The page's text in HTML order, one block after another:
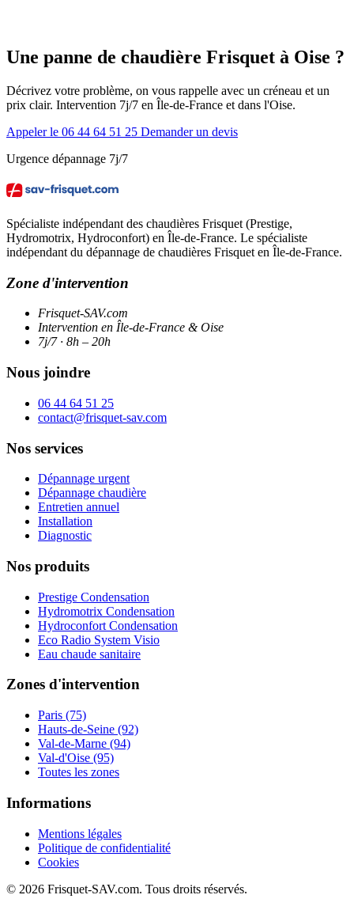
Une panne de chaudière Frisquet à Oise ?
Décrivez votre problème, on vous rappelle avec un créneau et un
prix clair. Intervention 7j/7 en Île-de-France et dans l'Oise.
Appeler le 06 44 64 51 25 Demander un devis
Urgence dépannage 7j/7
Spécialiste indépendant des chaudières Frisquet (Prestige,
Hydromotrix, Hydroconfort) en Île-de-France. Le spécialiste
indépendant du dépannage de chaudières Frisquet en Île-de-France.
Zone d'intervention
Frisquet-SAV.com
Intervention en Île-de-France & Oise
7j/7 · 8h – 20h
Nous joindre
06 44 64 51 25
contact@frisquet-sav.com
Nos services
Dépannage urgent
Dépannage chaudière
Entretien annuel
Installation
Diagnostic
Nos produits
Prestige Condensation
Hydromotrix Condensation
Hydroconfort Condensation
Eco Radio System Visio
Eau chaude sanitaire
Zones d'intervention
Paris (75)
Hauts-de-Seine (92)
Val-de-Marne (94)
Val-d'Oise (95)
Toutes les zones
Informations
Mentions légales
Politique de confidentialité
Cookies
© 2026 Frisquet-SAV.com. Tous droits réservés.